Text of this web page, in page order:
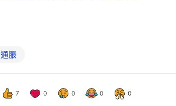
通脹
7 0 0 0 0